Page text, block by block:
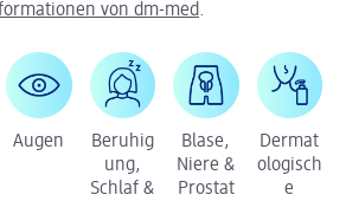
von dm-med.
Augen
Beruhig
ung,
Schlaf &
Blase,
Niere &
Prostat
Dermat
ologisch
e